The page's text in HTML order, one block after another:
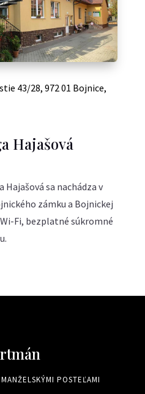
43/28, 972 01 Bojnice,
Hajašová
sa nachádza v
zámku a Bojnickej
Fi, bezplatné súkromné
POSTEĽAMI